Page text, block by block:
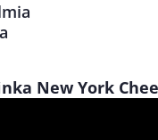
New York